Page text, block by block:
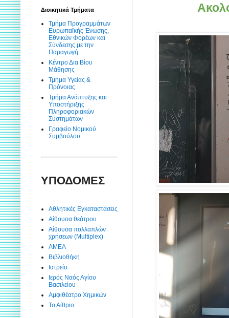
Διοικητικά Τμήματα
Τμήμα Προγραμμάτων
Ευρωπαϊκής Ένωσης,
Εθνικών Φορέων και
Σύνδεσης με την
Παραγωγή
Κέντρο Δια Βίου
Μάθησης
Τμήμα Υγείας &
Πρόνοιας
Τμήμα Ανάπτυξης και
Υποστήριξης
Πληροφοριακών
Συστημάτων
Γραφείο Νομικού
Συμβούλου
ΥΠΟΔΟΜΕΣ
Αθλητικές Εγκαταστάσεις
Αίθουσα θεάτρου
Αίθουσα πολλαπλών
χρήσεων (Multiplex)
ΑΜΕΑ
Βιβλιοθήκη
Ιατρείο
Ιερός Ναός Αγίου
Βασιλείου
Αμφιθέατρο Χημικών
Το Αίθριο